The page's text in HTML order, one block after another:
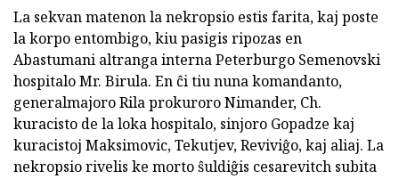
La sekvan matenon la nekropsio estis farita, kaj poste
la korpo entombigo, kiu pasigis ripozas en
Abastumani altranga interna Peterburgo Semenovski
hospitalo Mr. Birula. En ĉi tiu nuna komandanto,
generalmajoro Rila prokuroro Nimander, Ch.
kuracisto de la loka hospitalo, sinjoro Gopadze kaj
kuracistoj Maksimovic, Tekutjev, Reviviĝo, kaj aliaj. La
nekropsio rivelis ke morto ŝuldiĝis cesarevitch subita